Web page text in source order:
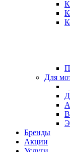
Для
Бренды
Акции